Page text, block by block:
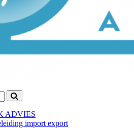
ADVIES
import export